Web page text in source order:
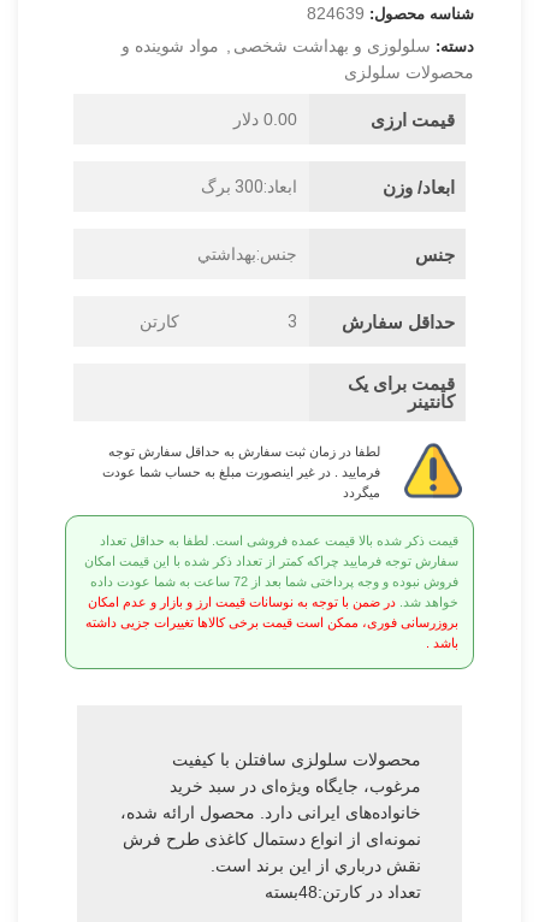
شناسه محصول: 824639
دسته: سلولوزی و بهداشت شخصی , مواد شوینده و
محصولات سلولزی
قیمت ارزی 0.00 دلار
ابعاد/ وزن ابعاد:300 برگ
جنس جنس:بهداشتي
حداقل سفارش 3 کارتن
قیمت برای یک
کانتینر
لطفا در زمان ثبت سفارش به حداقل سفارش توجه
فرمایید . در غیر اینصورت مبلغ به حساب شما عودت
میگردد
قیمت ذکر شده بالا قیمت عمده فروشی است. لطفا به حداقل تعداد
سفارش توجه فرمایید چراکه کمتر از تعداد ذکر شده با این قیمت امکان
فروش نبوده و وجه پرداختی شما بعد از 72 ساعت به شما عودت داده
خواهد شد. در ضمن با توجه به نوسانات قیمت ارز و بازار و عدم امکان
بروزرسانی فوری، ممکن است قیمت برخی کالاها تغییرات جزیی داشته
باشد .
محصولات سلولزی سافتلن با کیفیت
مرغوب، جایگاه ویژه‌ای در سبد خرید
خانواده‌های ایرانی دارد. محصول ارائه شده،
نمونه‌ای از انواع دستمال کاغذی طرح فرش
نقش درباري از این برند است.
تعداد در کارتن:48بسته